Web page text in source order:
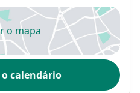
o mapa
abre num novo separador
calendário